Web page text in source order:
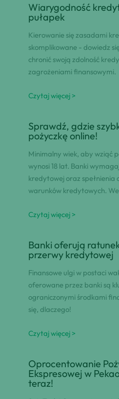
Wiarygodność
pułapek
Kierowanie się zasadami
skomplikowane - dowiedz
chronić swoją zdolność
zagrożeniami finansowymi.
Czytaj więcej >
Sprawdź, gdzie
pożyczkę online!
Minimalny wiek, aby wziąć
wynosi 18 lat. Banki
kredytowej oraz spełnienia
warunków kredytowych.
Czytaj więcej >
Banki oferują
przerwy kredytowej
Finansowe ulgi w postaci
oferowane przez banki są
ograniczonymi środkami
się, dlaczego!
Czytaj więcej >
Oprocentowanie
Ekspresowej w
teraz!